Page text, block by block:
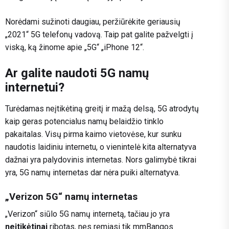
Norėdami sužinoti daugiau, peržiūrėkite geriausių
„2021“ 5G telefonų vadovą. Taip pat galite pažvelgti į
viską, ką žinome apie „5G“ „iPhone 12“.
Ar galite naudoti 5G namų
internetui?
Turėdamas neįtikėtiną greitį ir mažą delsą, 5G atrodytų
kaip geras potencialus namų belaidžio tinklo
pakaitalas. Visų pirma kaimo vietovėse, kur sunku
naudotis laidiniu internetu, o vienintelė kita alternatyva
dažnai yra palydovinis internetas. Nors galimybė tikrai
yra, 5G namų internetas dar nėra puiki alternatyva.
„Verizon 5G“ namų internetas
„Verizon“ siūlo 5G namų internetą, tačiau jo yra
neįtikėtinai ribotas, nes remiasi tik mmBangos